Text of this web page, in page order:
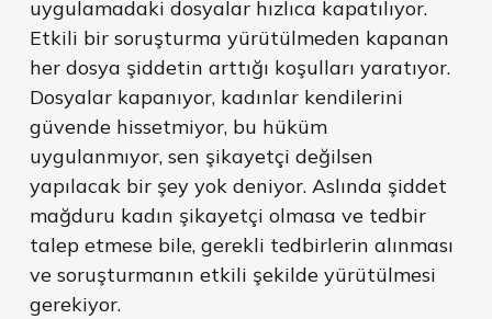
uygulamadaki dosyalar hızlıca kapatılıyor.
Etkili bir soruşturma yürütülmeden kapanan
her dosya şiddetin arttığı koşulları yaratıyor.
Dosyalar kapanıyor, kadınlar kendilerini
güvende hissetmiyor, bu hüküm
uygulanmıyor, sen şikayetçi değilsen
yapılacak bir şey yok deniyor. Aslında şiddet
mağduru kadın şikayetçi olmasa ve tedbir
talep etmese bile, gerekli tedbirlerin alınması
ve soruşturmanın etkili şekilde yürütülmesi
gerekiyor.